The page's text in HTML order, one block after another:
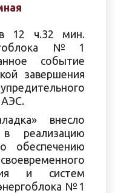
12 ч.32 мин.
№1
событие
завершения
АЭС.
внесло
реализацию
обеспечению
и систем
№1